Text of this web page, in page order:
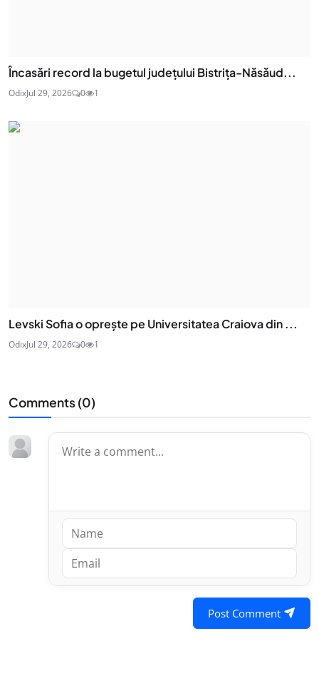
Încasări record la bugetul județului Bistrița-Năsăud...
OdixJul 29, 2026 0 1
Levski Sofia o oprește pe Universitatea Craiova din ...
OdixJul 29, 2026 0 1
Comments (0)
Post Comment